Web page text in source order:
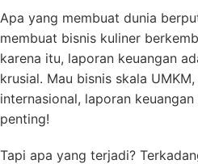
Apa yang membuat dunia
membuat bisnis kuliner
karena itu, laporan keuangan
krusial. Mau bisnis skala
internasional, laporan keuangan
penting!
Tapi apa yang terjadi?